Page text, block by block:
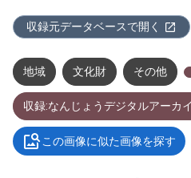
収録元データベースで開く
地域 文化財 その他
収録:なんじょうデジタルアーカ
この画像に似た画像を探す